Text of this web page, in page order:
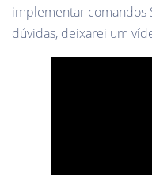
implementar comandos
dúvidas, deixarei um